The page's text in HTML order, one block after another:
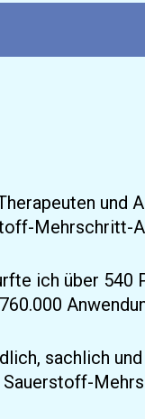
und
Mehrschritt-
ich über 540
sachlich
Sauerstoff-